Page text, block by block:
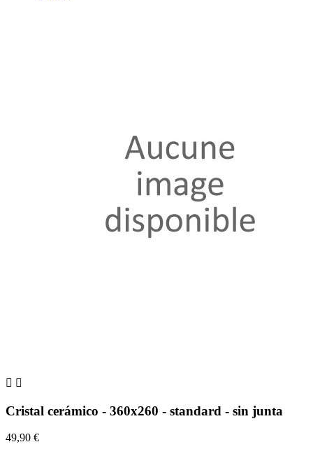
 
Cristal cerámico - 360x260 - standard - sin junta
49,90 €